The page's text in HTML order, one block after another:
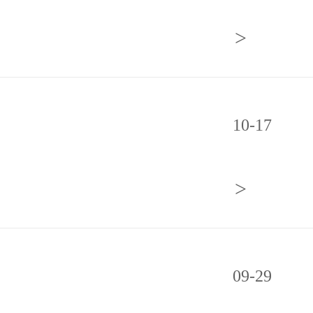
>
10-17
>
09-29